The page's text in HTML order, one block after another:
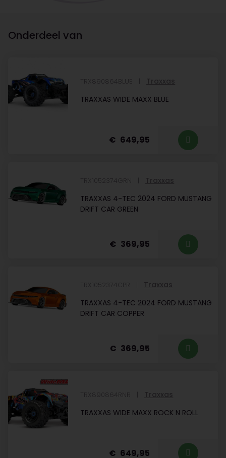
Onderdeel van
TRX890864BLUE
Traxxas
TRAXXAS WIDE MAXX BLUE
649,95
TRX1052374GRN
Traxxas
TRAXXAS 4-TEC 2024 FORD MUSTANG
DRIFT CAR GREEN
369,95
TRX1052374CPR
Traxxas
TRAXXAS 4-TEC 2024 FORD MUSTANG
DRIFT CAR COPPER
369,95
TRX890864RNR
Traxxas
TRAXXAS WIDE MAXX ROCK N ROLL
649,95